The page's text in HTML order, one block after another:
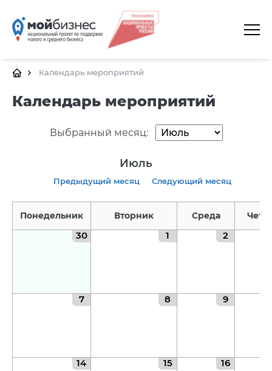
Версия для слабовидящих
ГЛАВНАЯ
О ПЛАТФОРМЕ
КОНТАКТЫ
Календарь мероприятий
Календарь мероприятий
Выбранный месяц:
Июль
Предыдущий месяц Следующий месяц
Понедельник Вторник Среда
30 1 2
7 8 9
14 15 16